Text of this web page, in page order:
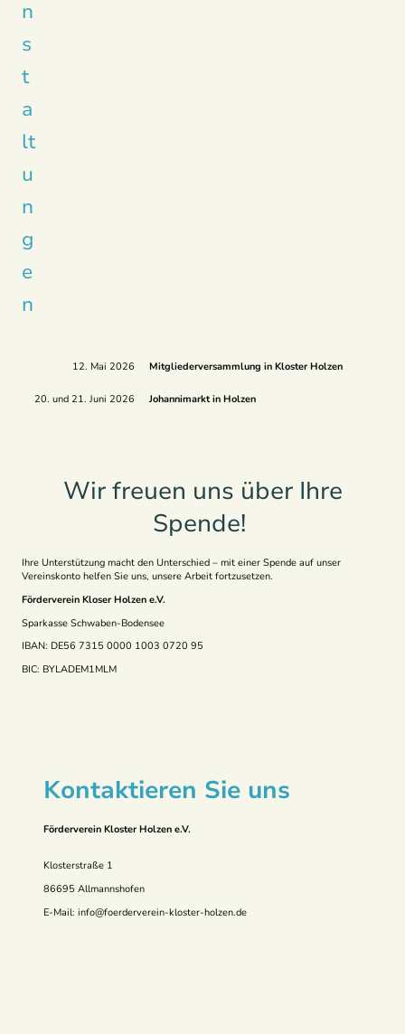
n
s
t
a
lt
u
n
g
e
n
12. Mai 2026 Mitgliederversammlung in Kloster Holzen
20. und 21. Juni 2026 Johannimarkt in Holzen
Wir freuen uns über Ihre
Spende!
Ihre Unterstützung macht den Unterschied – mit einer Spende auf unser
Vereinskonto helfen Sie uns, unsere Arbeit fortzusetzen.
Förderverein Kloser Holzen e.V.
Sparkasse Schwaben-Bodensee
IBAN: DE56 7315 0000 1003 0720 95
BIC: BYLADEM1MLM
Kontaktieren Sie uns
Förderverein Kloster Holzen e.V.
Klosterstraße 1
86695 Allmannshofen
E-Mail: info@foerderverein-kloster-holzen.de